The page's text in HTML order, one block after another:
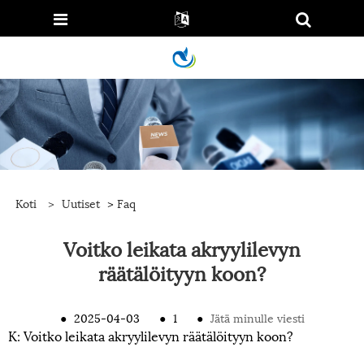
Koti > Uutiset > Faq
Voitko leikata akryylilevyn
räätälöityyn koon?
● 2025-04-03 ● 1 ● Jätä minulle viesti
K: Voitko leikata akryylilevyn räätälöityyn koon?